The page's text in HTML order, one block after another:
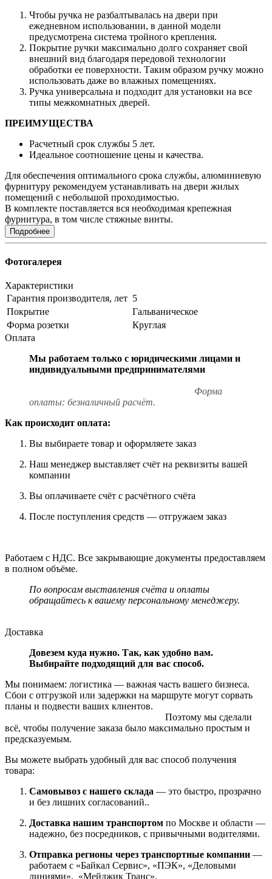
Чтобы ручка не разбалтывалась на двери при
ежедневном использовании, в данной модели
предусмотрена система тройного крепления.
Покрытие ручки максимально долго сохраняет свой
внешний вид благодаря передовой технологии
обработки ее поверхности. Таким образом ручку можно
использовать даже во влажных помещениях.
Ручка универсальна и подходит для установки на все
типы межкомнатных дверей.
ПРЕИМУЩЕСТВА
Расчетный срок службы 5 лет.
Идеальное соотношение цены и качества.
Для обеспечения оптимального срока службы, алюминиевую
фурнитуру рекомендуем устанавливать на двери жилых
помещений с небольшой проходимостью.
В комплекте поставляется вся необходимая крепежная
фурнитура, в том числе стяжные винты.
Подробнее
Фотогалерея
Характеристики
Гарантия производителя, лет 5
Покрытие
Гальваническое
Форма розетки
Круглая
Оплата
Мы работаем только с юридическими лицами и
индивидуальными предпринимателями
Форма
оплаты: безналичный расчёт.
Как происходит оплата:
Вы выбираете товар и оформляете заказ
Наш менеджер выставляет счёт на реквизиты вашей
компании
Вы оплачиваете счёт с расчётного счёта
После поступления средств — отгружаем заказ
Работаем с НДС. Все закрывающие документы предоставляем
в полном объёме.
По вопросам выставления счёта и оплаты
обращайтесь к вашему персональному менеджеру.
Доставка
Довезем куда нужно. Так, как удобно вам.
Выбирайте подходящий для вас способ.
Мы понимаем: логистика — важная часть вашего бизнеса.
Сбои с отгрузкой или задержки на маршруте могут сорвать
планы и подвести ваших клиентов.
Поэтому мы сделали
всё, чтобы получение заказа было максимально простым и
предсказуемым.
Вы можете выбрать удобный для вас способ получения
товара:
Самовывоз с нашего склада — это быстро, прозрачно
и без лишних согласований..
Доставка нашим транспортом по Москве и области —
надежно, без посредников, с привычными водителями.
Отправка регионы через транспортные компании —
работаем с «Байкал Сервис», «ПЭК», «Деловыми
линиями», «Мейджик Транс».